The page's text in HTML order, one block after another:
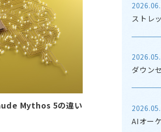
Mythos 5の違い
ストレ
ダウン
AIオー